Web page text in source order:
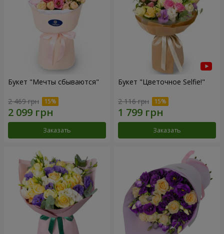
Букет "Мечты сбываются"
2 469 грн
Заказать
Букет "Цветочное Selfie!"
2 116 грн
Заказать